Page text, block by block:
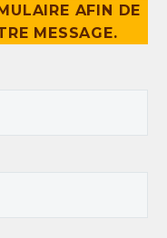
AFIN DE
MESSAGE.